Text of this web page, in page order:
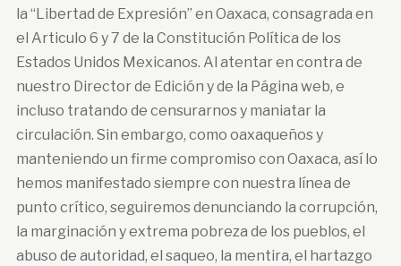
la “Libertad de Expresión” en Oaxaca, consagrada en
el Articulo 6 y 7 de la Constitución Política de los
Estados Unidos Mexicanos. Al atentar en contra de
nuestro Director de Edición y de la Página web, e
incluso tratando de censurarnos y maniatar la
circulación. Sin embargo, como oaxaqueños y
manteniendo un firme compromiso con Oaxaca, así lo
hemos manifestado siempre con nuestra línea de
punto crítico, seguiremos denunciando la corrupción,
la marginación y extrema pobreza de los pueblos, el
abuso de autoridad, el saqueo, la mentira, el hartazgo